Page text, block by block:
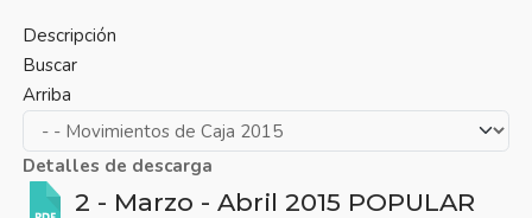
Descripción
Buscar
Arriba
Detalles de descarga
2 - Marzo - Abril 2015 POPULAR